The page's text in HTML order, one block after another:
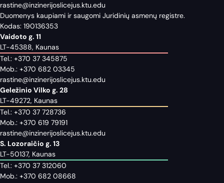
rastine@inzinerijoslicejus.ktu.edu
Duomenys kaupiami ir saugomi Juridinių asmenų registre.
Kodas: 190136353
Vaidoto g. 11
LT-45388, Kaunas
Tel.: +370 37 345875
Mob.: +370 682 03345
rastine@inzinerijoslicejus.ktu.edu
Geležinio Vilko g. 28
LT-49272, Kaunas
Tel.: +370 37 728736
Mob.: +370 619 79191
rastine@inzinerijoslicejus.ktu.edu
S. Lozoraičio g. 13
LT-50137, Kaunas
Tel.: +370 37 312060
Mob.: +370 682 08668